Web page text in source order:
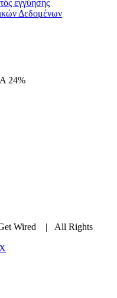
εγγύησης
Δεδομένων
24%
Wired | All Rights
X